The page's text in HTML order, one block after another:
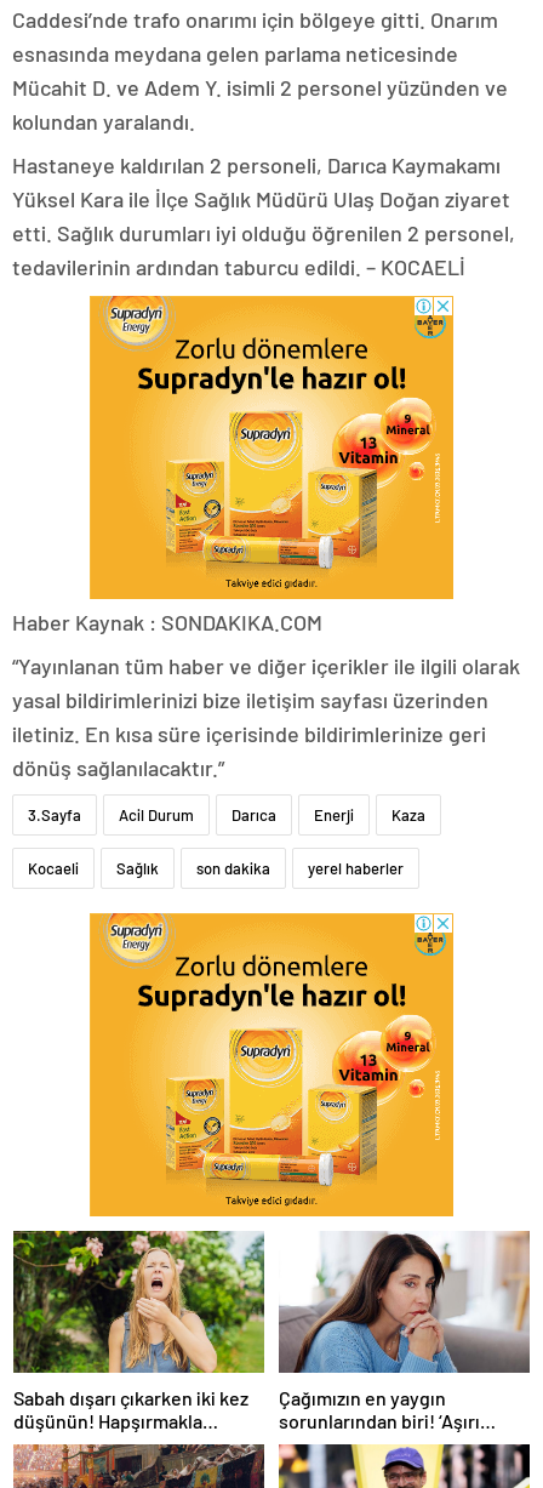
Caddesi’nde trafo onarımı için bölgeye gitti. Onarım
esnasında meydana gelen parlama neticesinde
Mücahit D. ve Adem Y. isimli 2 personel yüzünden ve
kolundan yaralandı.
Hastaneye kaldırılan 2 personeli, Darıca Kaymakamı
Yüksel Kara ile İlçe Sağlık Müdürü Ulaş Doğan ziyaret
etti. Sağlık durumları iyi olduğu öğrenilen 2 personel,
tedavilerinin ardından taburcu edildi. – KOCAELİ
Haber Kaynak : SONDAKIKA.COM
“Yayınlanan tüm haber ve diğer içerikler ile ilgili olarak
yasal bildirimlerinizi bize iletişim sayfası üzerinden
iletiniz. En kısa süre içerisinde bildirimlerinize geri
dönüş sağlanılacaktır.”
3.Sayfa Acil Durum Darıca Enerji Kaza
Kocaeli Sağlık son dakika yerel haberler
Sabah dışarı çıkarken iki kez
düşünün! Hapşırmakla
başlayıp astıma
dönüşebiliyor
Çağımızın en yaygın
sorunlarından biri! ‘Aşırı
düşünmeyle başa çıkmak
mümkün’